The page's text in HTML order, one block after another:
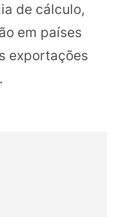
de cálculo,
em países
exportações